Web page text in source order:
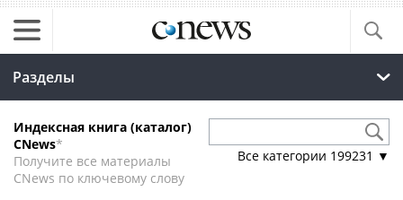
Разделы
Индексная книга (каталог)
CNews*
Получите все материалы
CNews по ключевому слову
Все категории 199231 ▼